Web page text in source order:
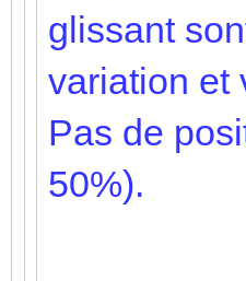
glissant
variation et
Pas de
50%).